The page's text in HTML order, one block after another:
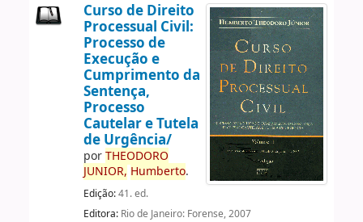
Curso de Direito
Processual Civil:
Processo de
Execução e
Cumprimento da
Sentença,
Processo
Cautelar e Tutela
de Urgência/
porTHEODORO
JUNIOR, Humberto.
Edição:41. ed.
Editora: Rio de Janeiro: Forense, 2007